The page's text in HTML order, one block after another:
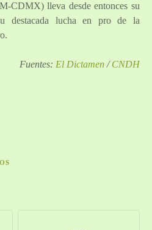
CDMX) lleva desde entonces su
destacada lucha en pro de la
Fuentes: El Dictamen /CNDH